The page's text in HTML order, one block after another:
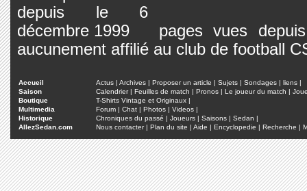
pages vues
aucunement affilié au club de football
Accueil Actus | Archives | Proposer un article | Sujets | Sondages | liens |
Saison
Calendrier| Feuilles de match | Pronos | Le joueur du match |
Boutique
T-Shirts Vintage et Originaux |
Multimedia
Forum | Chat | Photos | Videos |
Historique
Chroniques du passé | Joueurs | Saisons | Sedan |
AllezSedan.com
Nous contacter| Plan du site | Aide | Encyclopedie | Recherche |